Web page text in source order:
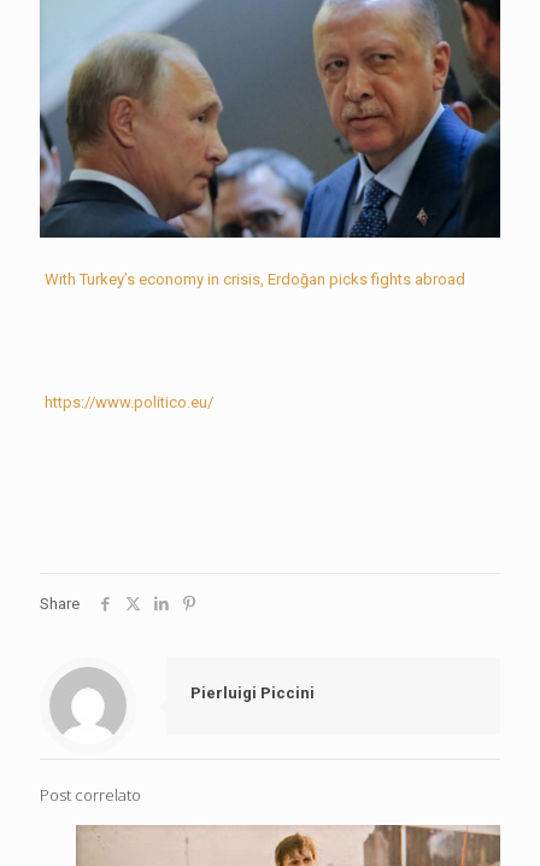
With Turkey’s economy in crisis, Erdoğan picks fights abroad
https://www.politico.eu/
Share
Pierluigi Piccini
Post correlato